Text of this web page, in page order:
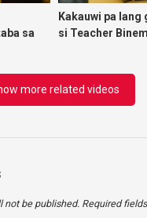
sa
Kakauwi pa lang
si Teacher
more related videos
not be published. Required